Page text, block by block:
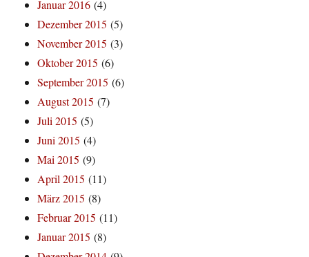
Januar 2016 (4)
Dezember 2015 (5)
November 2015 (3)
Oktober 2015 (6)
September 2015 (6)
August 2015 (7)
Juli 2015 (5)
Juni 2015 (4)
Mai 2015 (9)
April 2015 (11)
März 2015 (8)
Februar 2015 (11)
Januar 2015 (8)